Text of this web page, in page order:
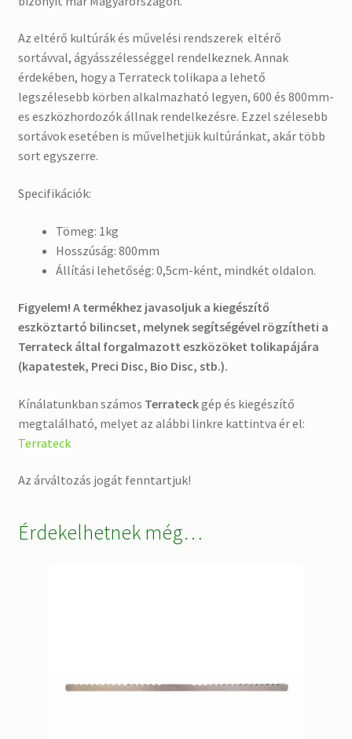
Az eltérő kultúrák és művelési rendszerek eltérő
sortávval, ágyásszélességgel rendelkeznek. Annak
érdekében, hogy a Terrateck tolikapa a lehető
legszélesebb körben alkalmazható legyen, 600 és 800mm-
es eszközhordozók állnak rendelkezésre. Ezzel szélesebb
sortávok esetében is művelhetjük kultúránkat, akár több
sort egyszerre.
Specifikációk:
Tömeg: 1kg
Hosszúság: 800mm
Állítási lehetőség: 0,5cm-ként, mindkét oldalon.
Figyelem! A termékhez javasoljuk a kiegészítő
eszköztartó bilincset, melynek segítségével rögzítheti a
Terrateck által forgalmazott eszközöket tolikapájára
(kapatestek, Preci Disc, Bio Disc, stb.).
Kínálatunkban számos Terrateckgép és kiegészítő
megtalálható, melyet az alábbi linkre kattintva ér el:
Terrateck
Az árváltozás jogát fenntartjuk!
Érdekelhetnek még…